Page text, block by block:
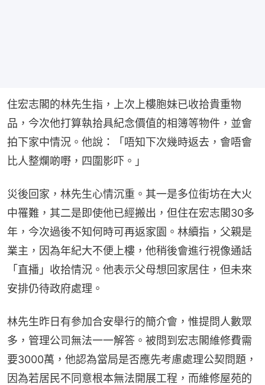
住宏志閣的林先生指，上次上樓胞妹已收拾貴重物
品，今次他打算執拾具紀念價值的相簿等物件，並會
拍下家中情況。他說：「唔知下次幾時返去，會唔會
比人整爛啲嘢，四圍影吓。」
災後回家，林先生心情沉重。其一是多位街坊在大火
中罹難，其二是即使他已經搬出，但住在宏志閣30多
年，今次過後不知何時可再返家園。林續指，父親是
業主，因為年紀大不便上樓，他稍後會進行視像通話
「直播」收拾情況。他表示父母想回家居住，但未來
安排仍待政府處理。
林先生昨日有參加合安舉行的簡介會，惟提問人數眾
多，管理公司無法一一解答。被問到宏志閣維修費需
要3000萬，他認為當局是否應先考慮處理公契問題，
因為若居民不同意根本無法開展工程，而維修屋苑的